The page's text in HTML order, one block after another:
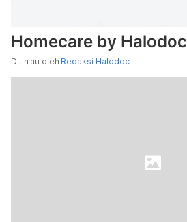
Homecare by Halodoc
Ditinjau oleh Redaksi Halodoc